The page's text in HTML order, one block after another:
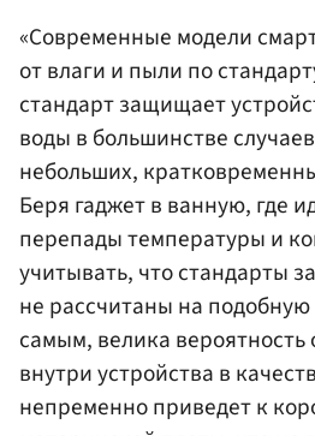
«Современные модели
от влаги и пыли по
стандарт защищает
воды в большинстве
небольших,
Беря гаджет в ванную, где
перепады температуры и
учитывать, что стандарты
не рассчитаны на
самым, велика вероятность
внутри устройства в
непременно приведет к